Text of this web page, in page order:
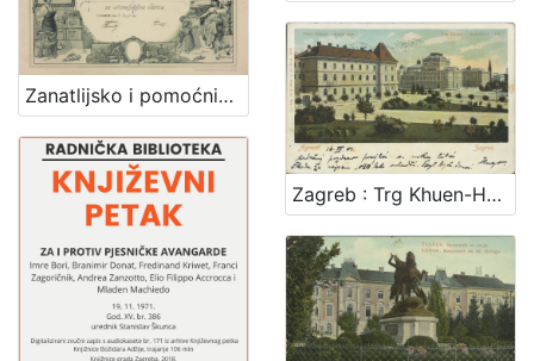
Zanatlijsko i pomoćničko društvo za podporu bolestnika, nemoćnika, udova i siročadi
Zagreb : Trg Khuen-Hedervary-jev = Agram : Place Khuen-Hedervary